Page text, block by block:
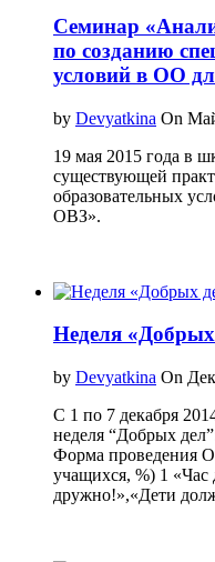
Семинар
по созданию
условий в ОО
by Devyatkina On
19 мая 2015 года в
существующей
образовательных
ОВЗ».
Неделя
by Devyatkina On
С 1 по 7 декабря
неделя “Добрых
Форма проведения
учащихся, %) 1
дружно!»,«Дети